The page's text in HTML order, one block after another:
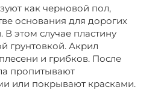
как черновой пол,
основания для дорогих
этом случае пластину
грунтовкой. Акрил
и грибков. После
пропитывают
или покрывают красками.